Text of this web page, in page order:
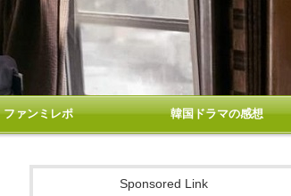
Sponsored Link
ファンミレポ 韓国ドラマの感想